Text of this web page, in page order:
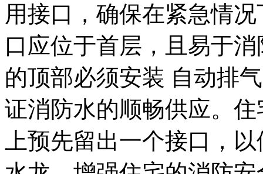
用接口，确保在紧急情
口应位于首层，且易于
的顶部必须安装 自动排
证消防水的顺畅供应。
上预先留出一个接口，